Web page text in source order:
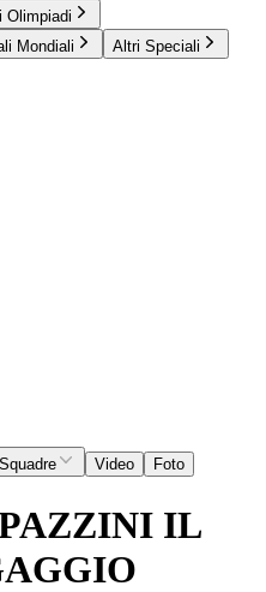
Olimpiadi
Mondiali Altri Speciali
Squadre Video Foto
IL